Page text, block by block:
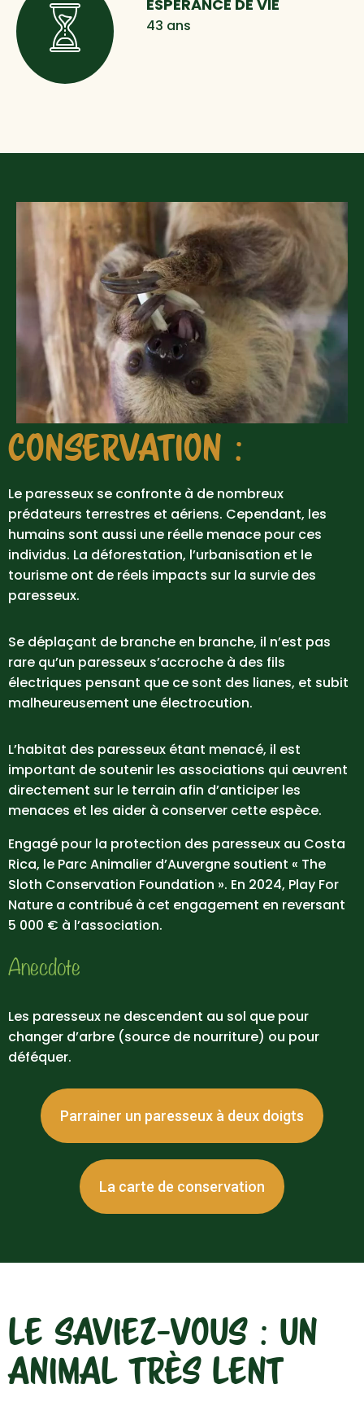
ESPÉRANCE DE VIE
43 ans
CONSERVATION :
Le paresseux se confronte à de nombreux
prédateurs terrestres et aériens. Cependant, les
humains sont aussi une réelle menace pour ces
individus. La déforestation, l’urbanisation et le
tourisme ont de réels impacts sur la survie des
paresseux.
Se déplaçant de branche en branche, il n’est pas
rare qu’un paresseux s’accroche à des fils
électriques pensant que ce sont des lianes, et subit
malheureusement une électrocution.
L’habitat des paresseux étant menacé, il est
important de soutenir les associations qui œuvrent
directement sur le terrain afin d’anticiper les
menaces et les aider à conserver cette espèce.
Engagé pour la protection des paresseux au Costa
Rica, le Parc Animalier d’Auvergne soutient « The
Sloth Conservation Foundation ». En 2024, Play For
Nature a contribué à cet engagement en reversant
5 000 € à l’association.
Anecdote
Les paresseux ne descendent au sol que pour
changer d’arbre (source de nourriture) ou pour
déféquer.
Parrainer un paresseux à deux doigts
La carte de conservation
LE SAVIEZ-VOUS : UN
ANIMAL TRÈS LENT